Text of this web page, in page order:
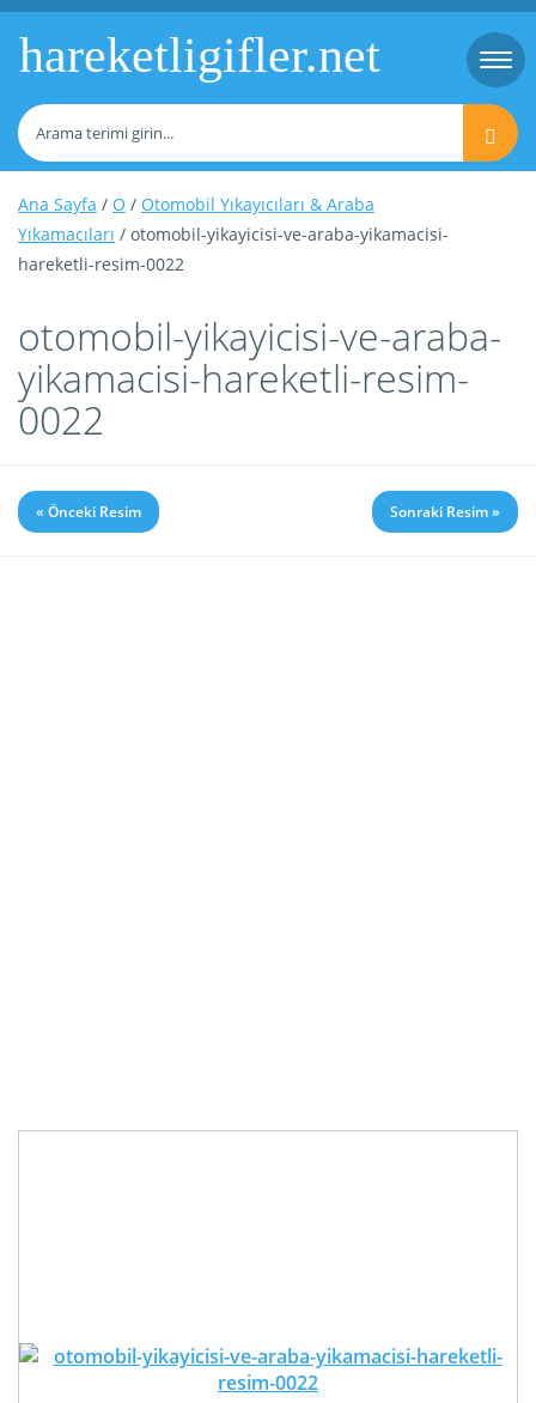
hareketligifler.net
Ana Sayfa / O / Otomobil Yıkayıcıları & Araba
Yıkamacıları / otomobil-yikayicisi-ve-araba-yikamacisi-
hareketli-resim-0022
otomobil-yikayicisi-ve-araba-
yikamacisi-hareketli-resim-
0022
« Önceki Resim Sonraki Resim »